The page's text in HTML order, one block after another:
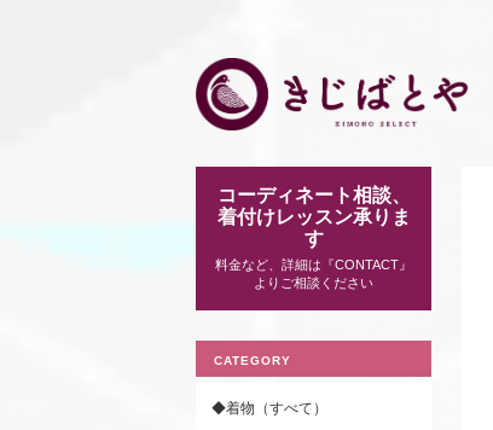
コーディネート相談、
着付けレッスン承りま
す
料金など、詳細は『CONTACT』
よりご相談ください
CATEGORY
◆着物（すべて）